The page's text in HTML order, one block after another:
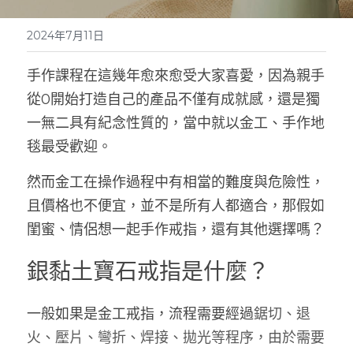
2024年7月11日
手作課程在這幾年愈來愈受大家喜愛，因為親手
從0開始打造自己的產品不僅有成就感，還是獨
一無二具有紀念性質的，當中就以金工、手作地
毯最受歡迎。
然而金工在操作過程中有相當的難度與危險性，
且價格也不便宜，並不是所有人都適合，那假如
閨蜜、情侶想一起手作戒指，還有其他選擇嗎？
銀黏土寶石戒指是什麼？
一般如果是金工戒指，流程需要經過鋸切、退
火、壓片、彎折、焊接、拋光等程序，由於需要